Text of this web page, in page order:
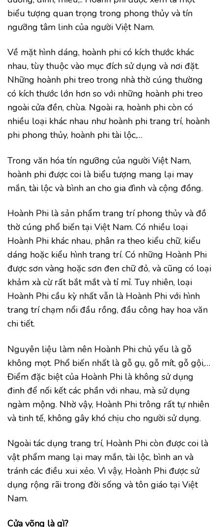
biểu tượng quan trọng trong phong thủy và tín
ngưỡng tâm linh của người Việt Nam.
Về mặt hình dáng, hoành phi có kích thước khác
nhau, tùy thuộc vào mục đích sử dụng và nơi đặt.
Những hoành phi treo trong nhà thờ cúng thường
có kích thước lớn hơn so với những hoành phi treo
ngoài cửa đền, chùa. Ngoài ra, hoành phi còn có
nhiều loại khác nhau như hoành phi trang trí, hoành
phi phong thủy, hoành phi tài lộc,…
Trong văn hóa tín ngưỡng của người Việt Nam,
hoành phi được coi là biểu tượng mang lại may
mắn, tài lộc và bình an cho gia đình và cộng đồng.
Hoành Phi là sản phẩm trang trí phong thủy và đồ
thờ cúng phổ biến tại Việt Nam. Có nhiều loại
Hoành Phi khác nhau, phân ra theo kiểu chữ, kiểu
dáng hoặc kiểu hình trang trí. Có những Hoành Phi
được sơn vàng hoặc sơn đen chữ đỏ, và cũng có loại
khảm xà cừ rất bắt mắt và tỉ mỉ. Tuy nhiên, loại
Hoành Phi cầu kỳ nhất vẫn là Hoành Phi với hình
trang trí chạm nổi đầu rồng, đầu công hay hoa văn
chi tiết.
Nguyên liệu làm nên Hoành Phi chủ yếu là gỗ
không mọt. Phổ biến nhất là gỗ gụ, gỗ mít, gỗ gội,…
Điểm đặc biệt của Hoành Phi là không sử dụng
đinh để nối kết các phần với nhau, mà sử dụng
ngàm mộng. Nhờ vậy, Hoành Phi trông rất tự nhiên
và tinh tế, không gây khó chịu cho người sử dụng.
Ngoài tác dụng trang trí, Hoành Phi còn được coi là
vật phẩm mang lại may mắn, tài lộc, bình an và
tránh các điều xui xẻo. Vì vậy, Hoành Phi được sử
dụng rộng rãi trong đời sống và tôn giáo tại Việt
Nam.
Cửa võng là gì?